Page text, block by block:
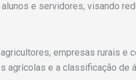
e servidores, visando
empresas rurais e
e a classificação de